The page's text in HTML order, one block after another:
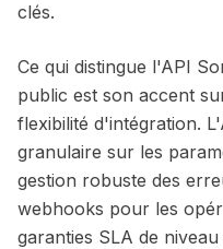
clés.
Ce qui distingue l'API
public est son accent
flexibilité d'intégration.
granulaire sur les
gestion robuste des
webhooks pour les
garanties SLA de